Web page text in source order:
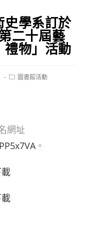
史學系訂於
二十屆藝
物」活動
Post圖書館活動
網址
。